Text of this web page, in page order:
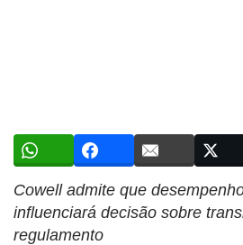
Cowell admite que
influenciará decisão sobre
regulamento